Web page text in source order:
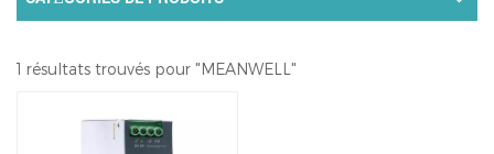
1 résultats trouvés pour "MEANWELL"